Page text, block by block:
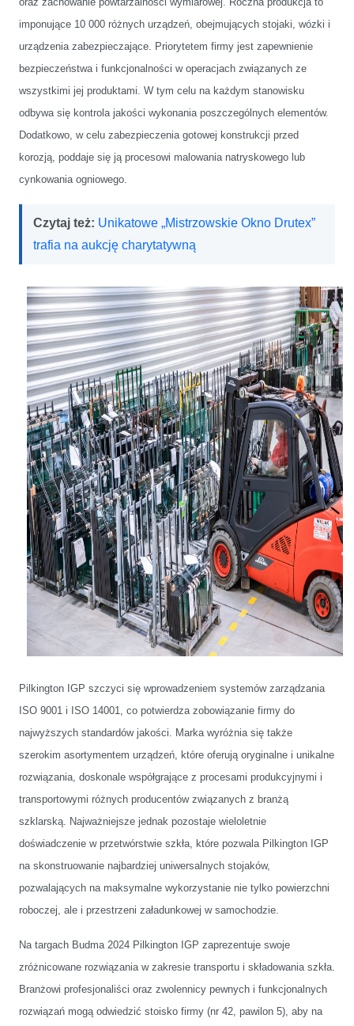
imponujące 10 000 różnych urządzeń, obejmujących stojaki, wózki i
urządzenia zabezpieczające. Priorytetem firmy jest zapewnienie
bezpieczeństwa i funkcjonalności w operacjach związanych ze
wszystkimi jej produktami. W tym celu na każdym stanowisku
odbywa się kontrola jakości wykonania poszczególnych elementów.
Dodatkowo, w celu zabezpieczenia gotowej konstrukcji przed
korozją, poddaje się ją procesowi malowania natryskowego lub
cynkowania ogniowego.
Czytaj też: Unikatowe „Mistrzowskie Okno Drutex”
trafia na aukcję charytatywną
Pilkington IGP szczyci się wprowadzeniem systemów zarządzania
ISO 9001 i ISO 14001, co potwierdza zobowiązanie firmy do
najwyższych standardów jakości. Marka wyróżnia się także
szerokim asortymentem urządzeń, które oferują oryginalne i unikalne
rozwiązania, doskonale współgrające z procesami produkcyjnymi i
transportowymi różnych producentów związanych z branżą
szklarską. Najważniejsze jednak pozostaje wieloletnie
doświadczenie w przetwórstwie szkła, które pozwala Pilkington IGP
na skonstruowanie najbardziej uniwersalnych stojaków,
pozwalających na maksymalne wykorzystanie nie tylko powierzchni
roboczej, ale i przestrzeni załadunkowej w samochodzie.
Na targach Budma 2024 Pilkington IGP zaprezentuje swoje
zróżnicowane rozwiązania w zakresie transportu i składowania szkła.
Branżowi profesjonaliści oraz zwolennicy pewnych i funkcjonalnych
rozwiązań mogą odwiedzić stoisko firmy (nr 42, pawilon 5), aby na